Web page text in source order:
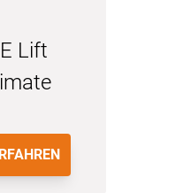
Lift